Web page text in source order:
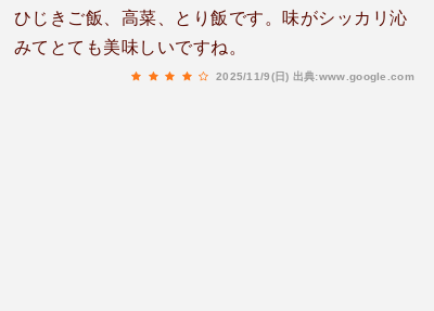
ひじきご飯、高菜、とり飯です。味がシッカリ沁
みてとても美味しいですね。
2025/11/9(日) 出典:www.google.com